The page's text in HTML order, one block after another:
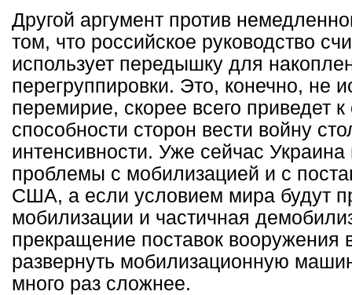
Другой аргумент против
том, что российское руководство
использует передышку для
перегруппировки. Это, конечно, не
перемирие, скорее всего приведет
способности сторон вести войну
интенсивности. Уже сейчас
проблемы с мобилизацией и с
США, а если условием мира будут
мобилизации и частичная
прекращение поставок
развернуть мобилизационную
много раз сложнее.